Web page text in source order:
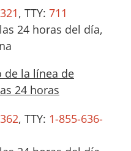
, TTY: 711
24 horas del día,
de la línea de
24 horas
, TTY: 1-855-636-